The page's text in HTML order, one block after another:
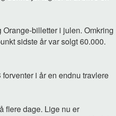
billetter i julen. Omkring
sidste år var solgt 60.000.
i år en endnu travlere
flere dage. Lige nu er